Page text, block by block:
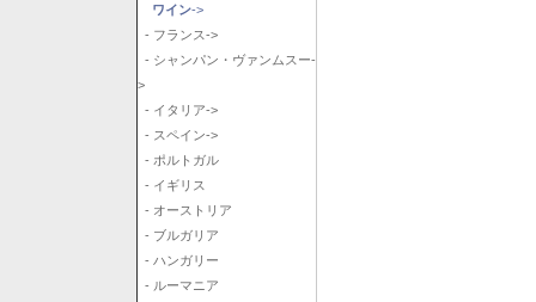
ワイン->
- フランス->
- シャンパン・ヴァンムスー-
>
- イタリア->
- スペイン->
- ポルトガル
- イギリス
- オーストリア
- ブルガリア
- ハンガリー
- ルーマニア